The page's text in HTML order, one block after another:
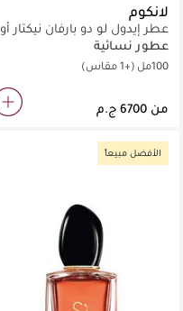
لانكوم
عطر إيدول لو دو بارفان نيكتار أو
دو برفان
عطور نسائية
100مل (+1 مقاس)
من
الأفضل مبيعاً